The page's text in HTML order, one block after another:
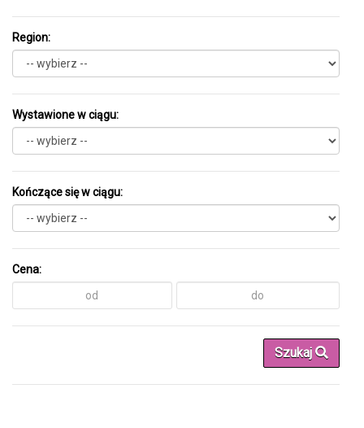
Region:
Wystawione w ciągu:
Kończące się w ciągu:
Cena:
Szukaj